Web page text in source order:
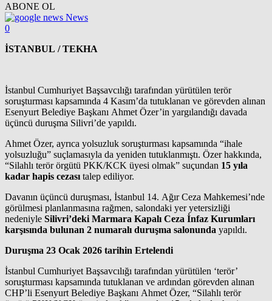
ABONE OL
News
0
İSTANBUL / TEKHA
İstanbul Cumhuriyet Başsavcılığı tarafından yürütülen terör
soruşturması kapsamında 4 Kasım’da tutuklanan ve görevden alınan
Esenyurt Belediye Başkanı Ahmet Özer’in yargılandığı davada
üçüncü duruşma Silivri’de yapıldı.
Ahmet Özer, ayrıca yolsuzluk soruşturması kapsamında “ihale
yolsuzluğu” suçlamasıyla da yeniden tutuklanmıştı. Özer hakkında,
“Silahlı terör örgütü PKK/KCK üyesi olmak” suçundan 15 yıla
kadar hapis cezası talep ediliyor.
Davanın üçüncü duruşması, İstanbul 14. Ağır Ceza Mahkemesi’nde
görülmesi planlanmasına rağmen, salondaki yer yetersizliği
nedeniyle Silivri’deki Marmara Kapalı Ceza İnfaz Kurumları
karşısında bulunan 2 numaralı duruşma salonunda yapıldı.
Duruşma 23 Ocak 2026 tarihin Ertelendi
İstanbul Cumhuriyet Başsavcılığı tarafından yürütülen ‘terör’
soruşturması kapsamında tutuklanan ve ardından görevden alınan
CHP’li Esenyurt Belediye Başkanı Ahmet Özer, “Silahlı terör